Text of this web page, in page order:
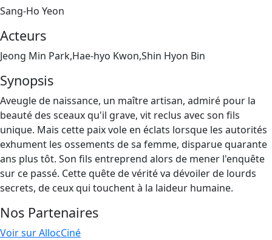
Sang-Ho Yeon
Acteurs
Jeong Min Park,Hae-hyo Kwon,Shin Hyon Bin
Synopsis
Aveugle de naissance, un maître artisan, admiré pour la
beauté des sceaux qu'il grave, vit reclus avec son fils
unique. Mais cette paix vole en éclats lorsque les autorités
exhument les ossements de sa femme, disparue quarante
ans plus tôt. Son fils entreprend alors de mener l'enquête
sur ce passé. Cette quête de vérité va dévoiler de lourds
secrets, de ceux qui touchent à la laideur humaine.
Nos Partenaires
Voir sur AllocCiné